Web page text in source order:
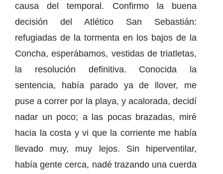
causa del temporal. Confirmo la buena
decisión del Atlético San Sebastián:
refugiadas de la tormenta en los bajos de la
Concha, esperábamos, vestidas de triatletas,
la resolución definitiva. Conocida la
sentencia, había parado ya de llover, me
puse a correr por la playa, y acalorada, decidí
nadar un poco; a las pocas brazadas, miré
hacia la costa y vi que la corriente me había
llevado muy, muy lejos. Sin hiperventilar,
había gente cerca, nadé trazando una cuerda